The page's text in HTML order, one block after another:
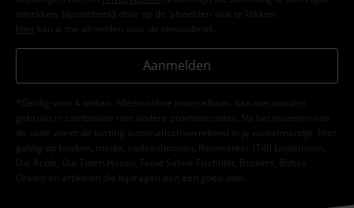
intrekken, bijvoorbeeld door op de ‘afmelden’-link te klikken.
Hier kan ik me afmelden voor de nieuwsbrief.
Aanmelden
*Geldig voor 4 weken. Alleen online inwisselbaar. Kan niet worden
gebruikt in combinatie met andere promotiecodes. Na het invoeren van
de code wordt de korting automatisch verrekend in je winkelmandje. Niet
geldig op boeken, media, cadeaubonnen, Rammstein, (Till) Lindemann,
Die Ärzte, Die Toten Hosen, Feine Sahne Fischfilet, Broilers, Böhse
Onkelz en artikelen die bijdragen aan een goed doel.